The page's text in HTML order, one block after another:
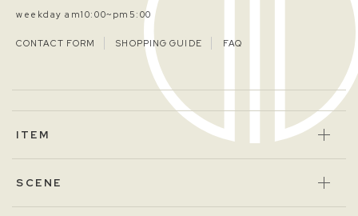
weekday am10:00~pm5:00
CONTACT FORM SHOPPING GUIDE FAQ
ITEM
SCENE